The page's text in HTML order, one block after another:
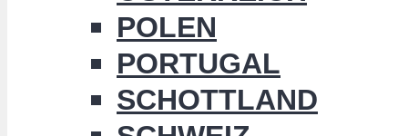
POLEN
PORTUGAL
SCHOTTLAND